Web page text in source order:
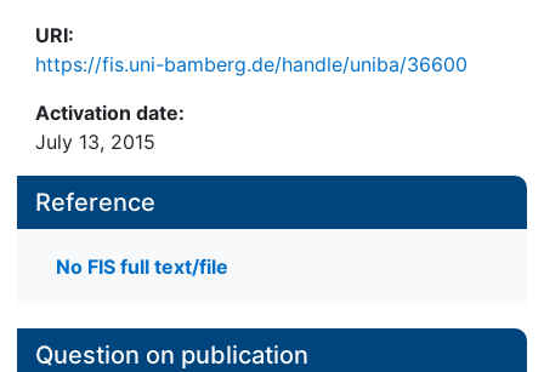
URI:
https://fis.uni-bamberg.de/handle/uniba/36600
Activation date:
July 13, 2015
Reference
No FIS full text/file
Question on publication